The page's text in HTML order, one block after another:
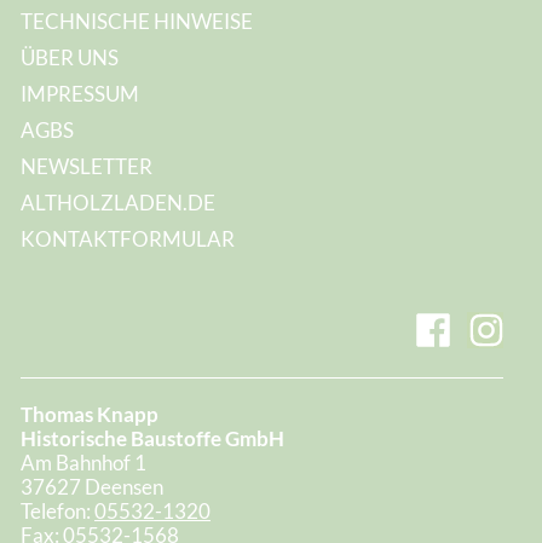
TECHNISCHE HINWEISE
ÜBER UNS
IMPRESSUM
AGBS
NEWSLETTER
ALTHOLZLADEN.DE
KONTAKTFORMULAR
Thomas Knapp
Historische Baustoffe GmbH
Am Bahnhof 1
37627 Deensen
Telefon:05532-1320
Fax:05532-1568